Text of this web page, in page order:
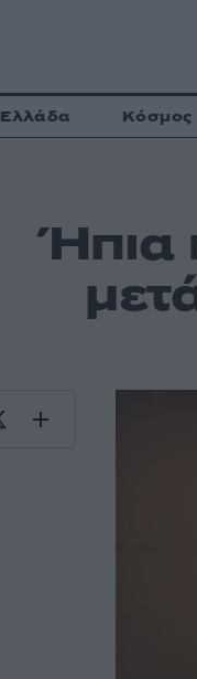
Ελλάδα Κόσμος
Ήπια